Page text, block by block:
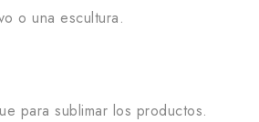
o una escultura.
para sublimar los productos.